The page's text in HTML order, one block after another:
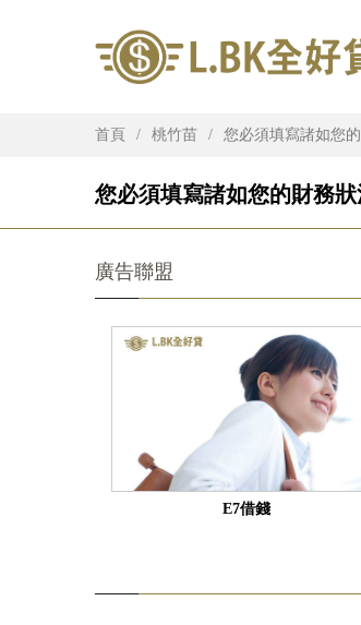
首頁 桃竹苗 您必須填寫諸如您
您必須填寫諸如您的財務
廣告聯盟
E7借錢